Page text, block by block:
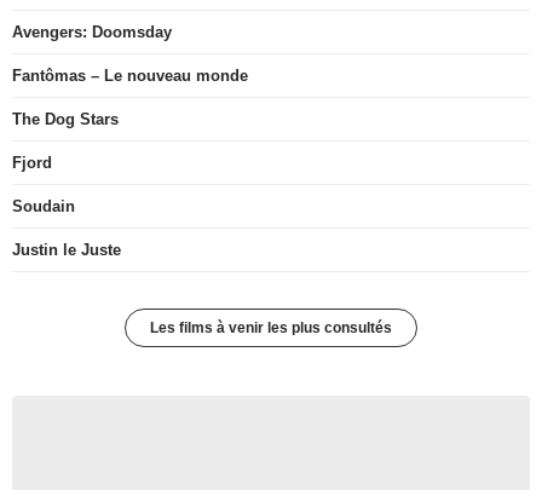
Avengers: Doomsday
Fantômas – Le nouveau monde
The Dog Stars
Fjord
Soudain
Justin le Juste
Les films à venir les plus consultés